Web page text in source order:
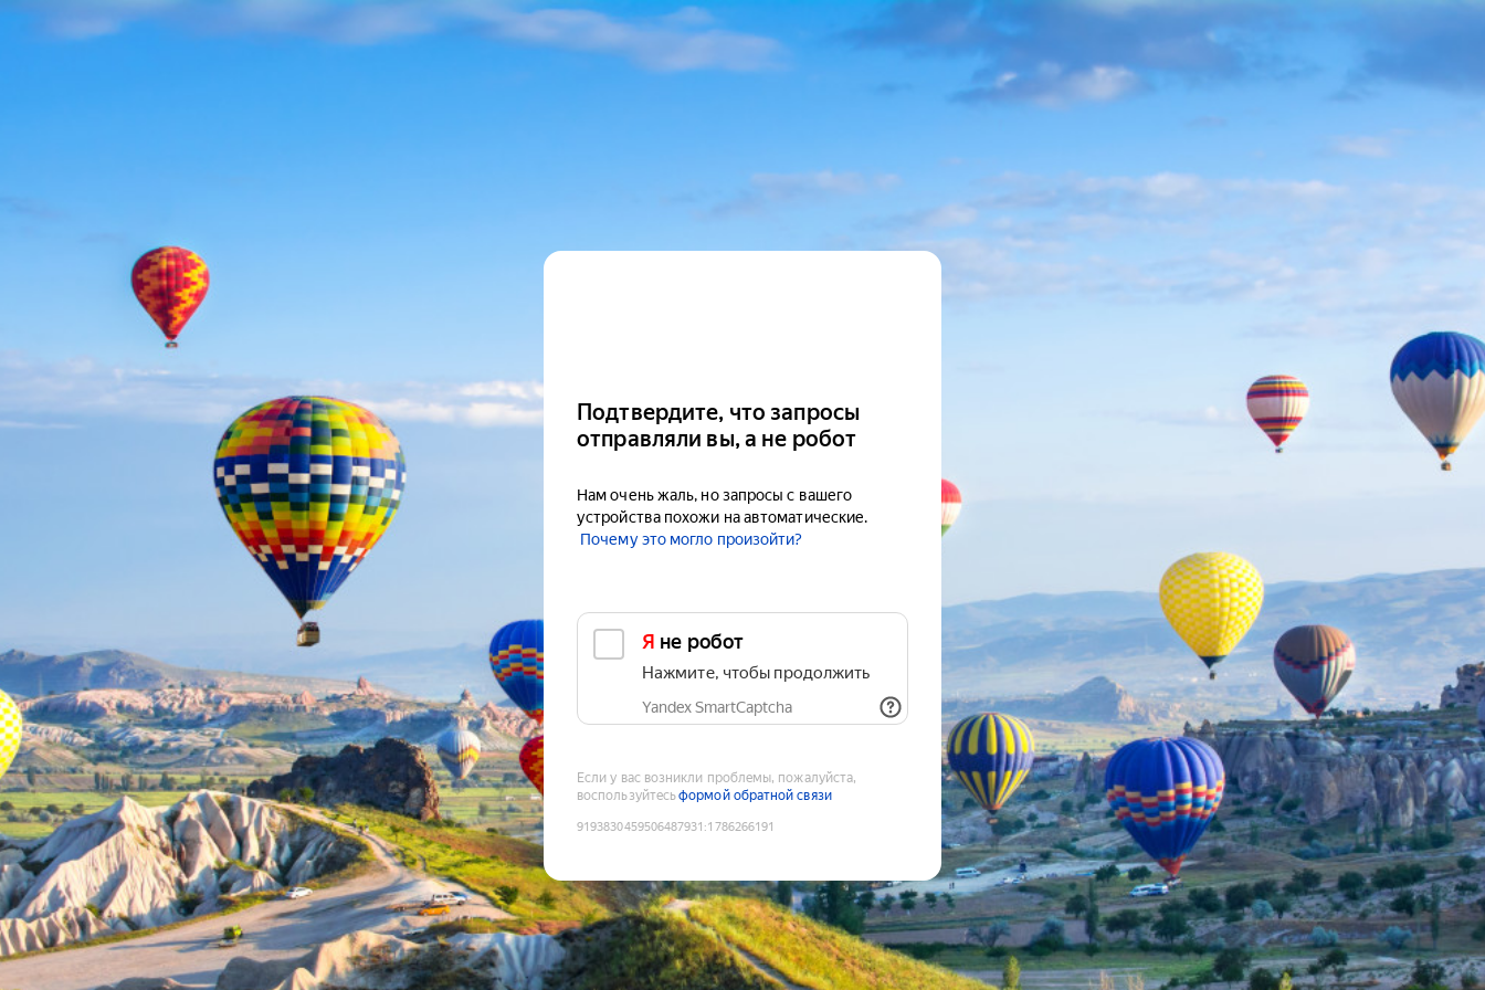
Подтвердите, что запросы
отправляли вы, а не робот
Нам очень жаль, но запросы с вашего
устройства похожи на автоматические.
Почему это могло произойти?
Я не робот
Нажмите, чтобы продолжить
Yandex SmartCaptcha
Если у вас возникли проблемы, пожалуйста,
воспользуйтесьформой обратной связи
9193830459506487931 :1786266191